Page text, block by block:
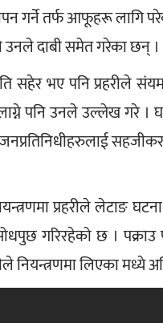
गर्ने तर्फ आफूहरू लागि
उनले दाबी समेत गरेका छन् ।
सहेर भए पनि प्रहरीले
पनि उनले उल्लेख गरे
प्रहरीले लेटाङ
गरिरहेको छ ।
नियन्त्रणमा लिएका